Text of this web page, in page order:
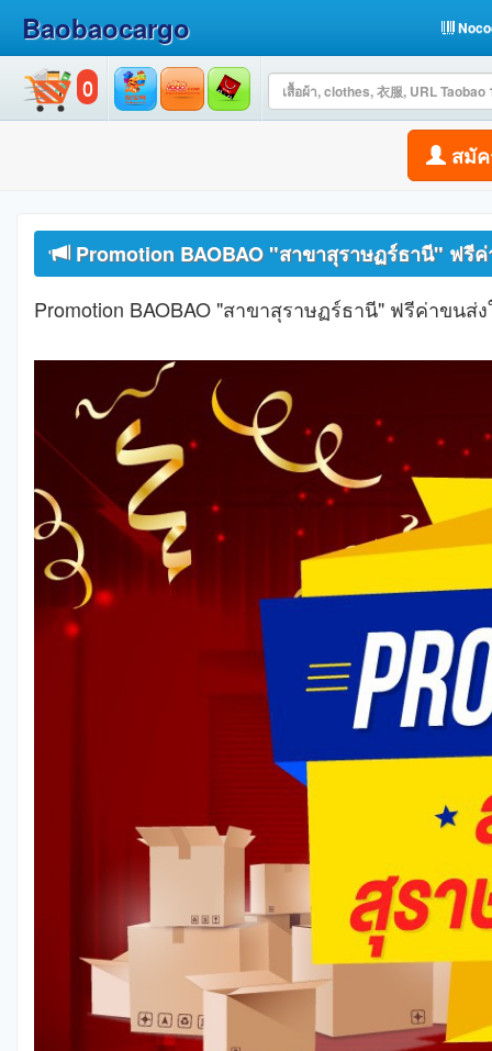
Baobaocargo
0
สมั
Promotion BAOBAO "สาขาสุราษฏร์ธานี" ฟรี
Promotion BAOBAO "สาขาสุราษฏร์ธานี" ฟรีค่าขนส่